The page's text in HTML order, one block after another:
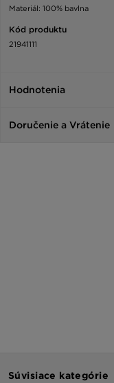
Materiál: 100% bavlna
Kód produktu
21941111
Hodnotenia
Doručenie a Vrátenie
Súvisiace kategórie